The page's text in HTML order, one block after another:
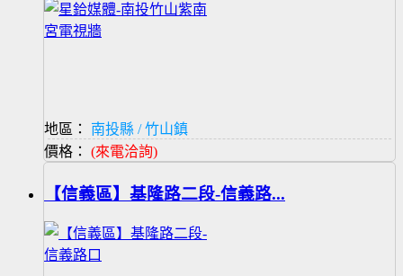
地區：
南投縣 / 竹山鎮
價格： (來電洽詢)
【信義區】基隆路二段-信義路...